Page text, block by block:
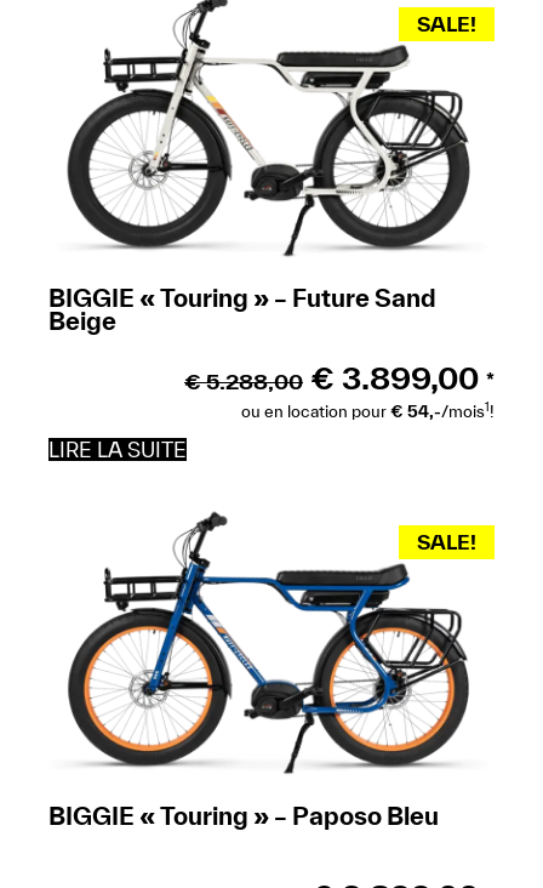
SALE!
BIGGIE « Touring » – Future Sand
Beige
€5.288,00 € 3.899,00 *
ou en location pour€ 54,-/mois1 !
LIRE LA SUITE
SALE!
BIGGIE « Touring » – Paposo Bleu